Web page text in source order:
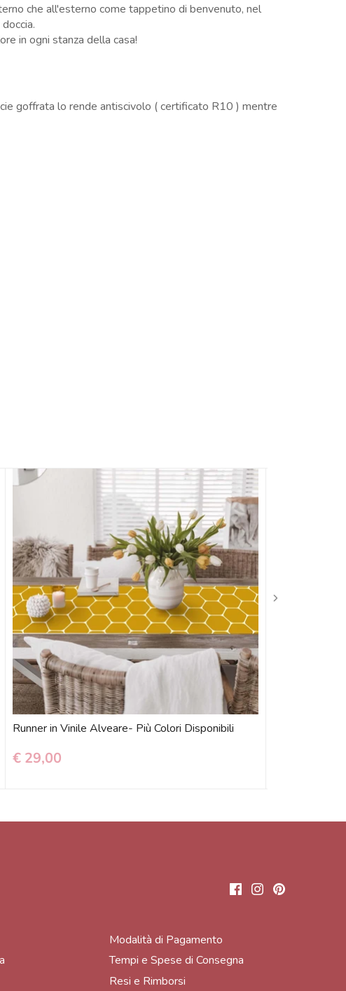
che all'esterno come tappetino di benvenuto, nel
in ogni stanza della casa!
goffrata lo rende antiscivolo ( certificato R10 ) mentre
Runner in Vinile Alveare- Più Colori Disponibili
€ 29,00
Modalità di Pagamento
Tempi e Spese di Consegna
Resi e Rimborsi